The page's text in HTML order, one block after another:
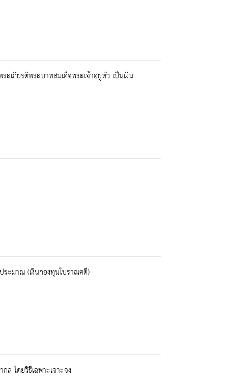
เกียรติพระบาทสมเด็จพระเจ้าอยู่หัว เป็นเงิน
ระมาณ (เงินกองทุนโบราณคดี)
ล โดยวิธีเฉพาะเจาะจง